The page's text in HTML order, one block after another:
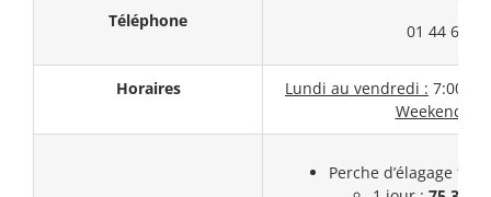
Téléphone
01 44 69
Horaires Lundi au vendredi : 7:00 –
Weekend :
Perche d’élagage